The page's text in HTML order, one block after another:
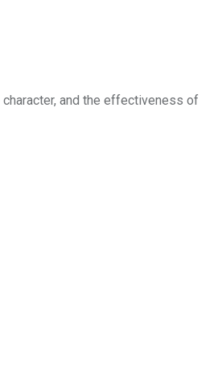
and the effectiveness of